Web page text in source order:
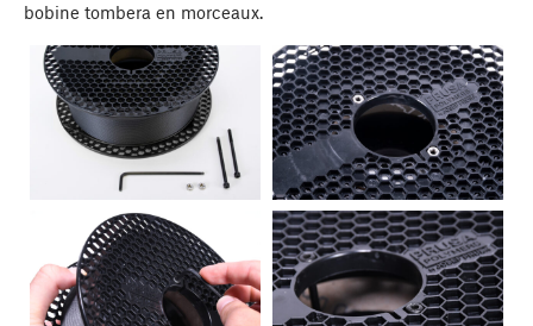
bobine tombera en morceaux.